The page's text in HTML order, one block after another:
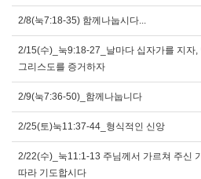
2/8(눅7:18-35) 함께나눕시다...
2/15(수)_눅9:18-27_날마다 십자가를 지자,
그리스도를 증거하자
2/9(눅7:36-50)_함께나눕니다
2/25(토)눅11:37-44_형식적인 신앙
2/22(수)_눅11:1-13 주님께서 가르쳐 주신
따라 기도합시다